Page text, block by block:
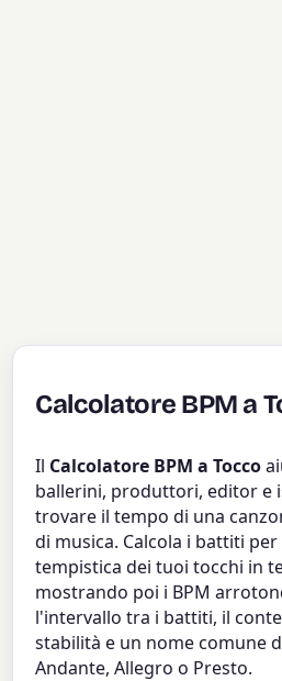
Calcolatore BPM a
Il Calcolatore BPM a Tocco
ballerini, produttori, editor e
trovare il tempo di una
di musica. Calcola i battiti
tempistica dei tuoi tocchi in
mostrando poi i BPM
l'intervallo tra i battiti, il
stabilità e un nome comune
Andante, Allegro o Presto.